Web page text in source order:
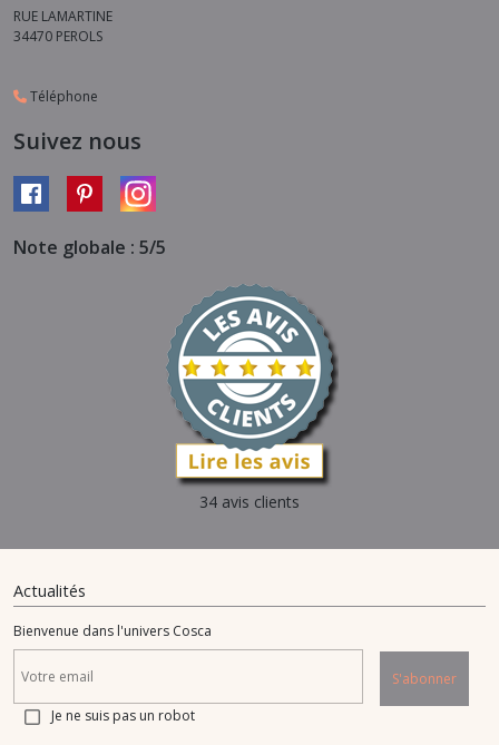
RUE LAMARTINE
34470 PEROLS
Téléphone
Suivez nous
Note globale : 5/5
34 avis clients
Actualités
Bienvenue dans l'univers Cosca
S'abonner
Je ne suis pas un robot